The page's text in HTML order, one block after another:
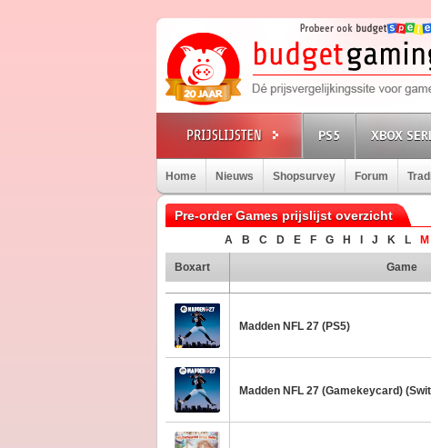
PS5 XBOX
Home Nieuws Shopsurvey Forum
Pre-order Games prijslijst overzicht
A B C D E F G H J K L M
Boxart Game
Madden NFL 27 (PS5)
Madden NFL 27 (Gamekeycard)